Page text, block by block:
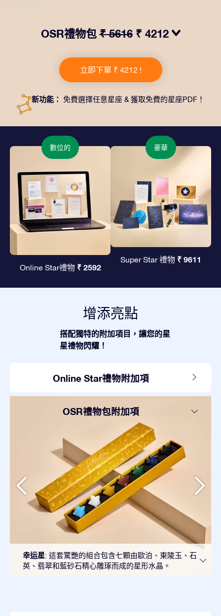
OSR禮物包₹ 5616 ₹ 4212
一個精美的信封、寄往您的收貨地址的個性化文檔、電子
文件以及免費應用程序。這是一種向親友贈送永恒禮物的
神奇方式。
立即下單 ₹ 4212 !
新功能： 免費選擇任意星座 & 獲取免費的星座PDF！
數位的
Online Star禮物 ₹ 2592
豪華
Super Star 禮物 ₹ 9611
增添亮點
搭配獨特的附加項目，讓您的星
星禮物閃耀！
Online Star禮物附加項
OSR禮物包附加項
幸运星: 這套驚艷的組合包含七顆由歐泊、東陵玉、石
英、翡翠和藍砂石精心雕琢而成的星形水晶。